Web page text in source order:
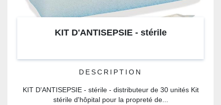
KIT D'ANTISEPSIE - stérile
DESCRIPTION
KIT D'ANTISEPSIE - stérile - distributeur de 30 unités Kit
stérile d'hôpital pour la propreté de...